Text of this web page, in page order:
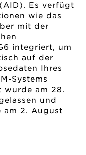
Es verfügt
wie das
mit der
integriert, um
auf der
Ihres
Systems
wurde am 28.
und
am 2. August